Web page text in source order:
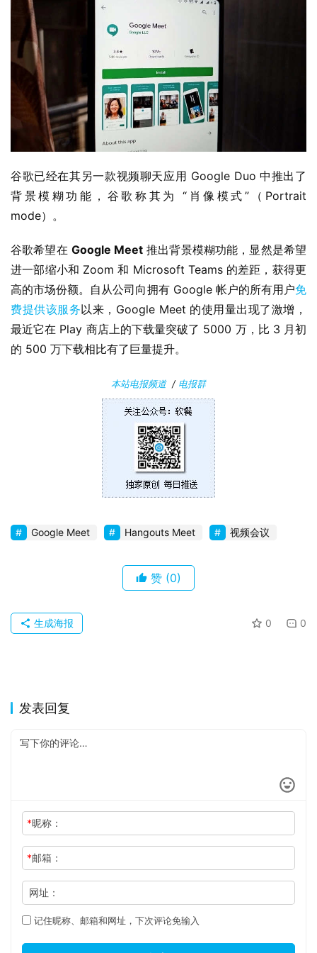
W
1
n
1
0
P
C
软
件
安
卓
谷歌已经在其另一款视频聊天应用 Google Duo 中推出了
背景模糊功能，谷歌称其为 “肖像模式”（Portrait
mode）。
谷歌希望在 Google Meet 推出背景模糊功能，显然是希望
进一部缩小和 Zoom 和 Microsoft Teams 的差距，获得更
高的市场份额。自从公司向拥有 Google 帐户的所有用户免
费提供该服务以来，Google Meet 的使用量出现了激增，
最近它在 Play 商店上的下载量突破了 5000 万，比 3 月初
的 500 万下载相比有了巨量提升。
本站电报频道/ 电报群
Google Meet Hangouts Meet 视频会议
赞 (0)
0 0
生成海报
发表回复
*昵称：
*邮箱：
网址：
记住昵称、邮箱和网址，下次评论免输入